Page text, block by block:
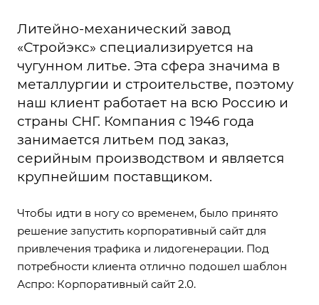
Литейно-механический завод
«Стройэкс» специализируется на
чугунном литье. Эта сфера значима в
металлургии и строительстве, поэтому
наш клиент работает на всю Россию и
страны СНГ. Компания с 1946 года
занимается литьем под заказ,
серийным производством и является
крупнейшим поставщиком.
Чтобы идти в ногу со временем, было принято
решение запустить корпоративный сайт для
привлечения трафика и лидогенерации. Под
потребности клиента отлично подошел шаблон
Аспро: Корпоративный сайт 2.0.